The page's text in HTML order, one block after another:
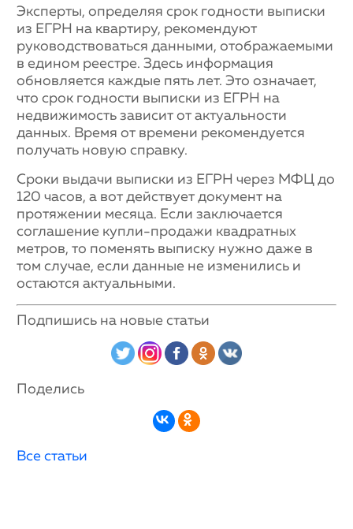
Эксперты, определяя срок годности выписки
из ЕГРН на квартиру, рекомендуют
руководствоваться данными, отображаемыми
в едином реестре. Здесь информация
обновляется каждые пять лет. Это означает,
что срок годности выписки из ЕГРН на
недвижимость зависит от актуальности
данных. Время от времени рекомендуется
получать новую справку.
Сроки выдачи выписки из ЕГРН через МФЦ до
120 часов, а вот действует документ на
протяжении месяца. Если заключается
соглашение купли-продажи квадратных
метров, то поменять выписку нужно даже в
том случае, если данные не изменились и
остаются актуальными.
Подпишись на новые статьи
Поделись
Все статьи